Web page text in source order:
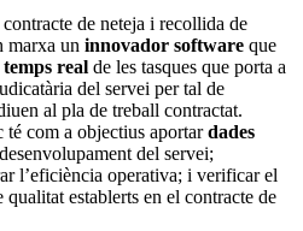
de neteja i recollida de
marxa un innovador software que
real de les tasques que porta a
del servei per tal de
al pla de treball contractat.
té com a objectius aportardades
del servei;
l’eficiència operativa; i verificar el
establerts en el contracte de